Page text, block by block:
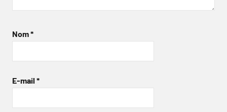
Nom*
E-mail *